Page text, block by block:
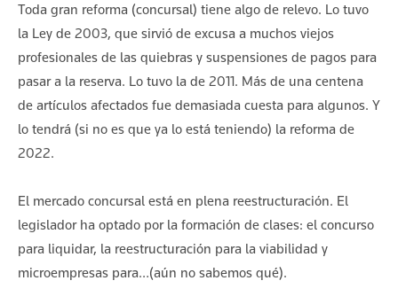
Toda gran reforma (concursal) tiene algo de relevo. Lo tuvo
la Ley de 2003, que sirvió de excusa a muchos viejos
profesionales de las quiebras y suspensiones de pagos para
pasar a la reserva. Lo tuvo la de 2011. Más de una centena
de artículos afectados fue demasiada cuesta para algunos. Y
lo tendrá (si no es que ya lo está teniendo) la reforma de
2022.
El mercado concursal está en plena reestructuración. El
legislador ha optado por la formación de clases: el concurso
para liquidar, la reestructuración para la viabilidad y
microempresas para…(aún no sabemos qué).